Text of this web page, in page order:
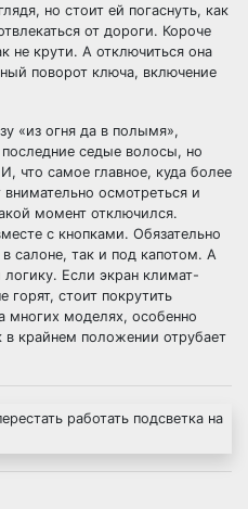
но стоит ей погаснуть, как
от дороги. Короче
не крути. А отключиться она
поворот ключа, включение
«из огня да в полымя»,
последние седые волосы, но
что самое главное, куда более
осмотреться и
момент отключился.
с кнопками. Обязательно
салоне, так и под капотом. А
Если экран климат-
горят, стоит покрутить
многих моделях, особенно
крайнем положении отрубает